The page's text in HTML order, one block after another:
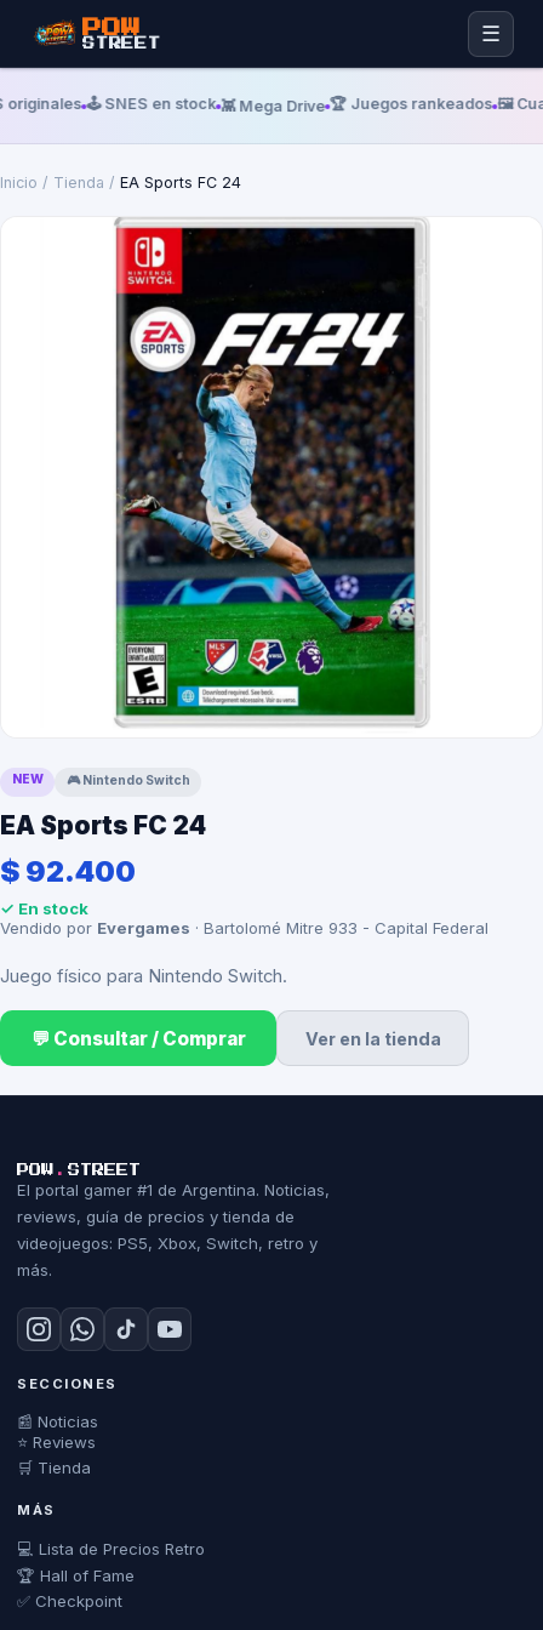
POW
STREET ☰
originales 🕹️ SNES en stock 👾 Mega Drive 🏆 Juegos rankeados 🖼️
Inicio / Tienda / EA Sports FC 24
NEW 🎮 Nintendo Switch
EA Sports FC 24
$ 92.400
✓ En stock
Vendido por Evergames · Bartolomé Mitre 933 - Capital Federal
Juego físico para Nintendo Switch.
💬 Consultar / Comprar Ver en la tienda
POW . STREET
El portal gamer #1 de Argentina. Noticias,
reviews, guía de precios y tienda de
videojuegos: PS5, Xbox, Switch, retro y
más.
SECCIONES
📰 Noticias
⭐ Reviews
🛒 Tienda
MÁS
💻 Lista de Precios Retro
🏆 Hall of Fame
✅ Checkpoint